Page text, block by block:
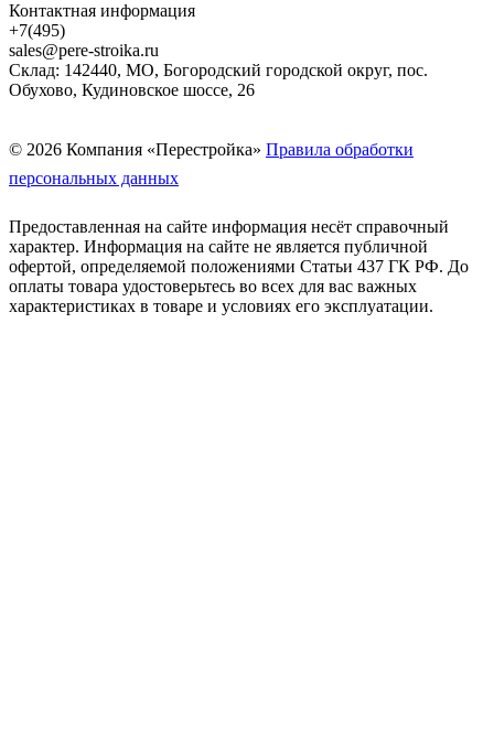
Контактная информация
+7(495)
sales@pere-stroika.ru
Склад: 142440, МО, Богородский городской округ, пос.
Обухово, Кудиновское шоссе, 26
© 2026 Компания «Перестройка» Правила обработки
персональных данных
Предоставленная на сайте информация несёт справочный
характер. Информация на сайте не является публичной
офертой, определяемой положениями Статьи 437 ГК РФ. До
оплаты товара удостоверьтесь во всех для вас важных
характеристиках в товаре и условиях его эксплуатации.